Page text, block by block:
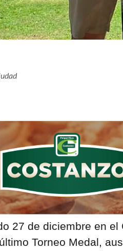
27 de diciembre en
Torneo Medal,